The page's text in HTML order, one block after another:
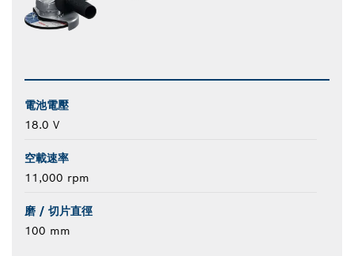
電池電壓
18.0 V
空載速率
11,000 rpm
磨 / 切片直徑
100 mm